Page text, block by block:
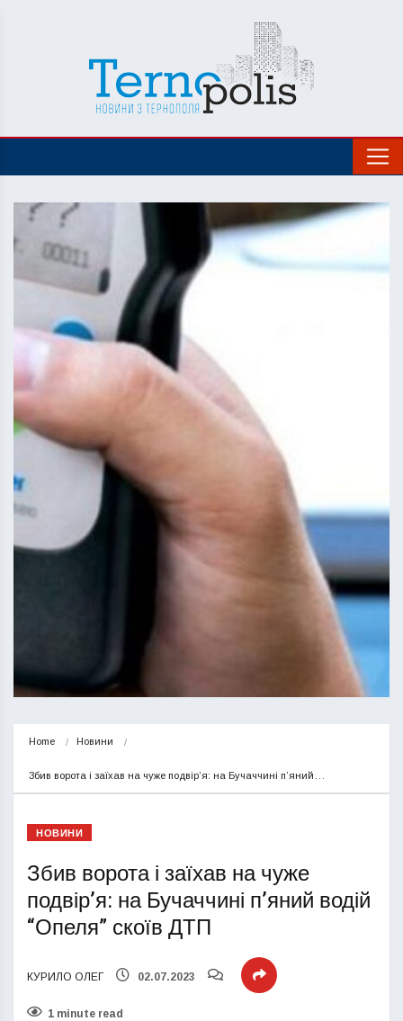
Home Новини
Збив ворота і заїхав на чуже подвір’я: на Бучаччині п’яний…
НОВИНИ
Збив ворота і заїхав на чуже
подвір’я: на Бучаччині п’яний водій
“Опеля” скоїв ДТП
КУРИЛО ОЛЕГ 02.07.2023
1 minute read